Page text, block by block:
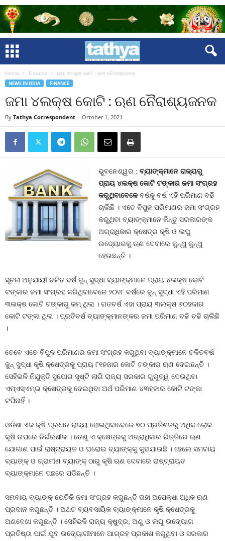
Home Finance ଜମା ୪ଲକ୍ଷ କୋଟି : ଋଣ ନୈରାଶ୍ୟଜନକ
NEWS IN ODIA FINANCE
ଜମା ୪ଲକ୍ଷ କୋଟି : ଋଣ ନୈରାଶ୍ୟଜନକ
By Tathya Correspondent - October 1, 2021
ଭୁବନେଶ୍ୱର :ବ୍ୟାଙ୍କ୍‍ମାନେ ରାଜ୍ୟରୁ
ପ୍ରାୟ ୪ଲକ୍ଷ କୋଟି ଟଙ୍କାର ଜମା ସଂଗ୍ରହ
କରୁଥିବାବେଳେ ବର୍ଷକୁ ବର୍ଷ ଏହି ପରିମାଣ ବଢି
ଚାଲିଛି । ଏତେ ବିପୁଳ ପରିମାଣର ଜମା ସଂଗ୍ରହ
କରୁଥିବା ବ୍ୟାଙ୍କ୍‍ମାନେ କିନ୍ତୁ ସରକାରଙ୍କ
ଅଗ୍ରାଧିକାର କ୍ଷେତ୍ର କୃଷି ଓ ଲଘୁ
ଉଦ୍ୟୋଗକୁ ଋଣ ଦେବାରେ କୁନ୍ଥୁ କୁନ୍ଥୁ
ହେଉଛନ୍ତି ।
ସୂଚନା ଅନୁଯାୟୀ ଚଳିତ ବର୍ଷ ଜୁନ୍‍ ସୁଦ୍ଧା ବ୍ୟାଙ୍କ୍‍ମାନେ ପ୍ରାୟ ୪ଲକ୍ଷ କୋଟି
ଟଙ୍କାର ଜମା ସଂଗ୍ରହ କରିଥିବାବେଳେ ୨୦୧୮ ବର୍ଷରେ ଜୁନ୍‍ ସୁଦ୍ଧା ଏହି ପରିମାଣ
୩ଲକ୍ଷ କୋଟି ଟଙ୍କାରୁ କମ୍‍ ଥିଲା । ଗତବର୍ଷ ଏହା ପ୍ରାୟ ୩ଲକ୍ଷ ୬୦ହଜାର
କୋଟି ଟଙ୍କା ଥିଲା । ପ୍ରତିବର୍ଷ ବ୍ୟାଙ୍କ୍‍ମାନଙ୍କର ଜମା ପରିମାଣ ବଢି ବଢି ଚାଲିଛି
।
ତେବେ ଏତେ ବିପୁଳ ପରିମାଣର ଜମା ସଂଗ୍ରହ କରୁଥିବା ବ୍ୟାଙ୍କ୍‍ମାନେ ଚଳିତବର୍ଷ
ଜୁନ୍‍ ସୁଦ୍ଧା କୃଷି କ୍ଷେତ୍ରକୁ ପ୍ରାୟ ୮୧ହଜାର କୋଟି ଟଙ୍କାର ଋଣ ଦେଇଛନ୍ତି ।
ସେହିଭଳି ନିଯୁକ୍ତି ସୁଯୋଗ ସୃଷ୍ଟି ଲାଗି ରାଜ୍ୟ ସରକାର ଗୁରୁତ୍ୱ ଦେଉଥିବା
ଏମ୍‍ଏସ୍‍ଏମ୍‍ଇ କ୍ଷେତ୍ରକୁ ଦେଇଥିବା ଅର୍ଥ ପରିମାଣ ୪୩ହଜାର କୋଟି ଟଙ୍କା
ଟପିନାହିଁ ।
ଓଡିଶା ଏକ କୃଷି ପ୍ରଧାନ ରାଜ୍ୟ ହୋଇଥିବାବେଳେ ୭୦ ପ୍ରତିଶତରୁ ଅଧିକ ଲୋକ
କୃଷି ଉପରେ ନିର୍ଭରଶୀଳ । ତେଣୁ ଏ କ୍ଷେତ୍ରକୁ ଅଗ୍ରାଧିକାର ଭିତ୍ତିରେ ଋଣ
ଯୋଗାଣ ପାଇଁ ରାଷ୍ଟ୍ରାୟତ ଓ ଘରୋଇ ବ୍ୟାଙ୍କ୍‍କୁ କୁହାଯାଉଛି । ହେଲେ ସମବାୟ
ବ୍ୟାଙ୍କ୍‍ ଓ ଗ୍ରାମୀଣ ବ୍ୟାଙ୍କ୍‍ ଠାରୁ କୃଷି ଋଣ ଦେବାରେ ରାଷ୍ଟ୍ରାୟତ
ବ୍ୟାଙ୍କ୍‍ମାନେ ପଛରେ ପଡିଛନ୍ତି ।
ସମବାୟ ବ୍ୟାଙ୍କ୍‍ ଯେତିକି ଜମା ସଂଗ୍ରହ କରୁଛନ୍ତି ତାହା ଅପେକ୍ଷା ଅଧିକ ଋଣ
ପ୍ରଦାନ କରୁଛନ୍ତି । ଅଥଚ ବ୍ୟବସାୟିକ ବ୍ୟାଙ୍କ୍‍ମାନେ କୃଷି କ୍ଷେତ୍ରକୁ
ଅଣଦେଖା କରୁଛନ୍ତି । ସେହିଭଳି ରାଜ୍ୟ କ୍ଷୁଦ୍ର, ଅଣୁ ଓ ଲଘୁ ଉଦ୍ୟୋଗ
ପ୍ରତିଷ୍ଠା ପାଇଁ ଯୁବ ଉଦ୍ୟୋଗୀମାନେ ଆଗ୍ରହ ପ୍ରକାଶ କରୁଥିବା ଓ ସରକାର